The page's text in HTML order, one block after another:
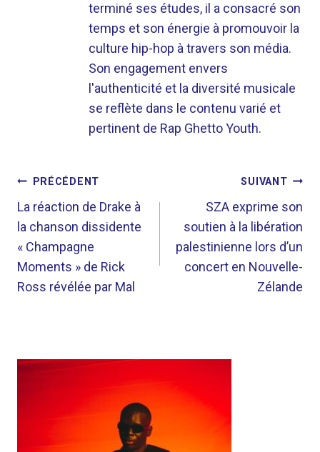
terminé ses études, il a consacré son
temps et son énergie à promouvoir la
culture hip-hop à travers son média.
Son engagement envers
l'authenticité et la diversité musicale
se reflète dans le contenu varié et
pertinent de Rap Ghetto Youth.
NAVIGATION
DE
L’ARTICLE
PRÉCÉDENT
La réaction de Drake à
la chanson dissidente
« Champagne
Moments » de Rick
Ross révélée par Mal
SUIVANT
SZA exprime son
soutien à la libération
palestinienne lors d’un
concert en Nouvelle-
Zélande